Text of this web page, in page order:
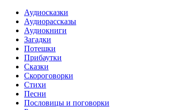
Аудиосказки
Аудиорассказы
Аудиокниги
Загадки
Потешки
Прибаутки
Сказки
Скороговорки
Стихи
Песни
Пословицы и поговорки